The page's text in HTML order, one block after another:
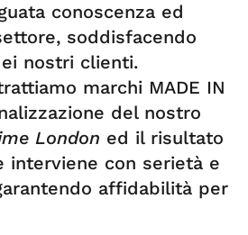
conoscenza ed
soddisfacendo
nostri clienti.
marchi MADE IN
del nostro
London ed il risultato
interviene con serietà e
affidabilità per